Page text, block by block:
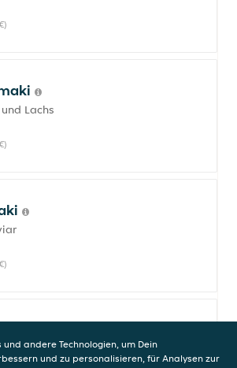
Lachs
andere Technologien, um Dein
und zu personalisieren, für Analysen zur